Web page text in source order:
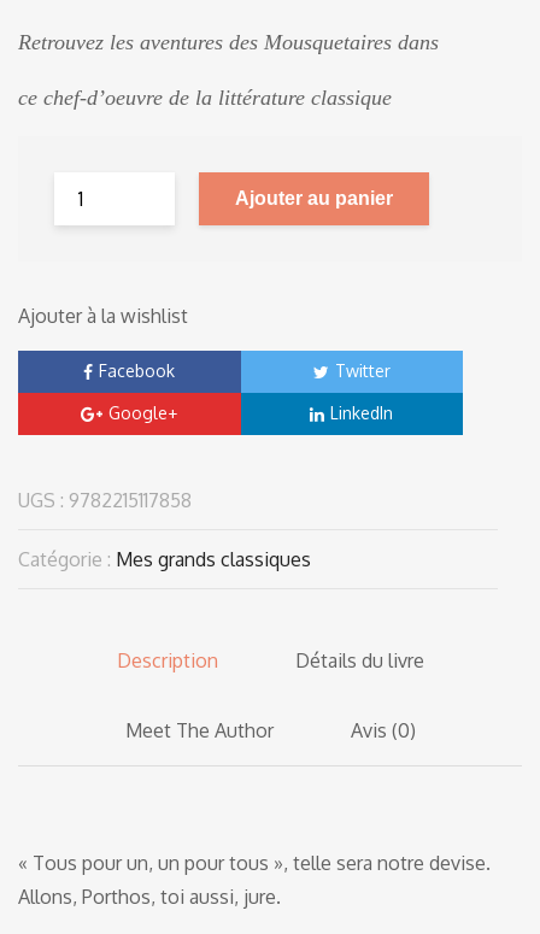
Retrouvez les aventures des Mousquetaires dans
ce chef-d’oeuvre de la littérature classique
Ajouter au panier
Ajouter à la wishlist
Facebook Twitter
Google+ LinkedIn
UGS : 9782215117858
Catégorie : Mes grands classiques
Description Détails du livre
Meet The Author Avis (0)
« Tous pour un, un pour tous », telle sera notre devise.
Allons, Porthos, toi aussi, jure.